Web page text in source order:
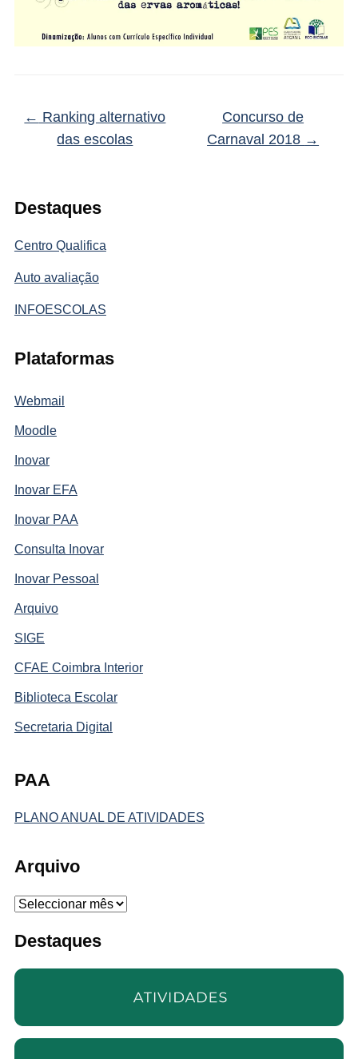
Destaques
Centro Qualifica
Auto avaliação
INFOESCOLAS
Plataformas
Webmail
Moodle
Inovar
Inovar EFA
Inovar PAA
Consulta Inovar
Inovar Pessoal
Arquivo
SIGE
CFAE Coimbra Interior
Biblioteca Escolar
Secretaria Digital
PAA
PLANO ANUAL DE ATIVIDADES
Arquivo
Arquivo
← Ranking alternativo
das escolas
Concurso de
Carnaval 2018 →
Destaques